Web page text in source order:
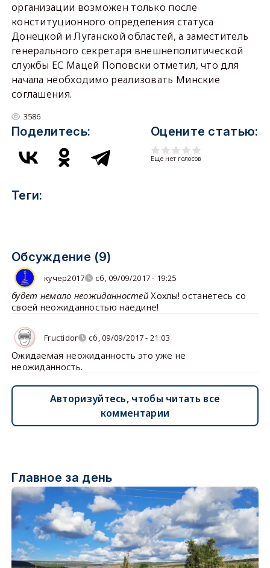
организации возможен только после
конституционного определения статуса
Донецкой и Луганской областей, а заместитель
генерального секретаря внешнеполитической
службы ЕС Мацей Поповски отметил, что для
начала необходимо реализовать Минские
соглашения.
3586
Поделитесь: Оцените статью:
Еще нет голосов
Теги:
Обсуждение (9)
кучер2017 сб, 09/09/2017 - 19:25
будет немало неожиданностей Хохлы! останетесь со
своей неожиданностью наедине!
Fructidor сб, 09/09/2017 - 21:03
Ожидаемая неожиданность это уже не
неожиданность.
Авторизуйтесь, чтобы читать все
комментарии
Главное за день